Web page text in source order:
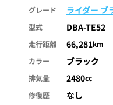
グレード
ライダー ブ
型式 DBA-TE52
走行距離 66,281km
カラー
ブラック
排気量 2480cc
修復歴
なし